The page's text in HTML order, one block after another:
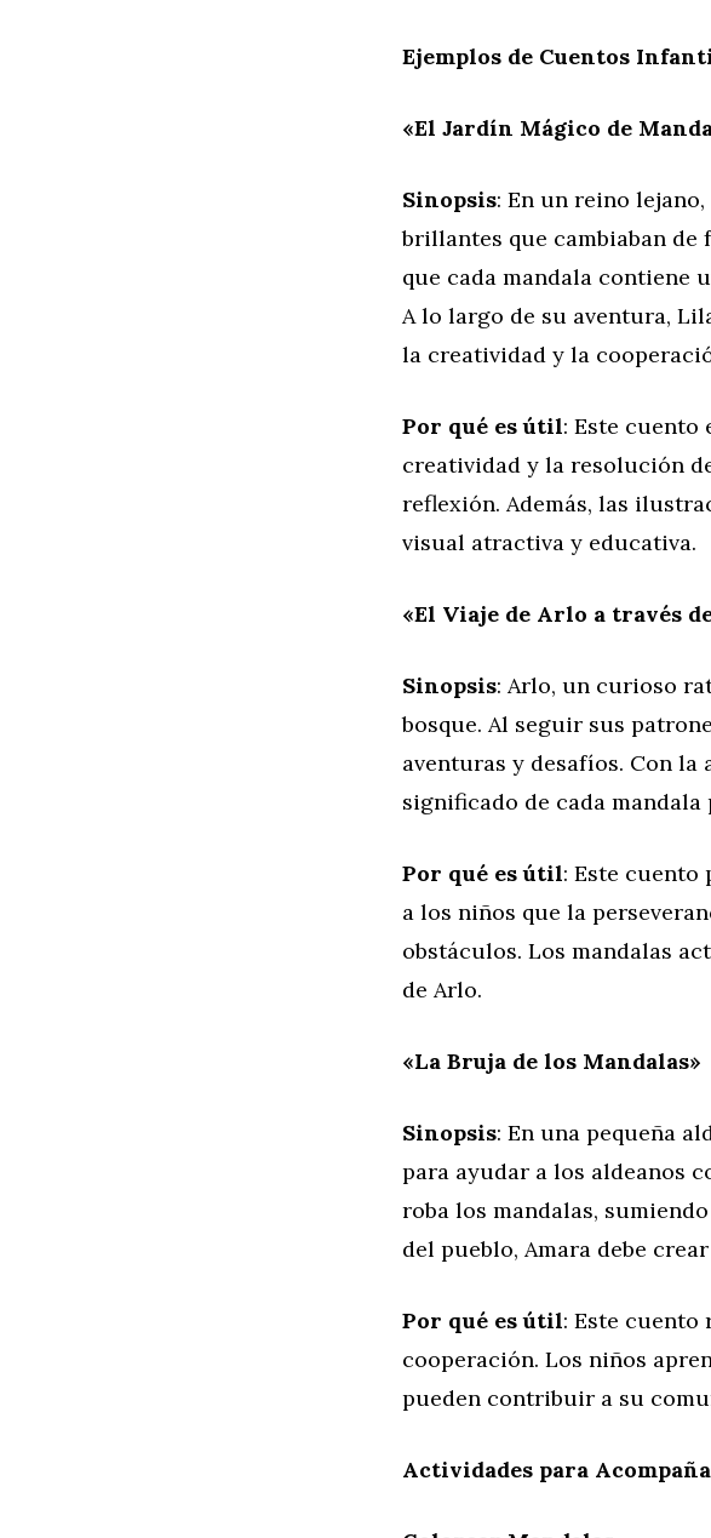
Ejemplos de Cuentos
«El Jardín Mágico de
Sinopsis: En un reino
brillantes que cambiaban de
que cada mandala contiene
A lo largo de su aventura,
la creatividad y la
Por qué es útil: Este cuento
creatividad y la resolución
reflexión. Además, las
visual atractiva y educativa.
«El Viaje de Arlo a través
Sinopsis: Arlo, un curioso
bosque. Al seguir sus
aventuras y desafíos. Con la
significado de cada
Por qué es útil: Este cuento
a los niños que la
obstáculos. Los mandalas
de Arlo.
«La Bruja de los Mandalas»
Sinopsis: En una pequeña
para ayudar a los aldeanos
roba los mandalas,
del pueblo, Amara debe
Por qué es útil: Este
cooperación. Los niños
pueden contribuir a su
Actividades para